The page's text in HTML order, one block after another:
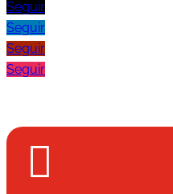
Seguir
Seguir
Seguir
Seguir
